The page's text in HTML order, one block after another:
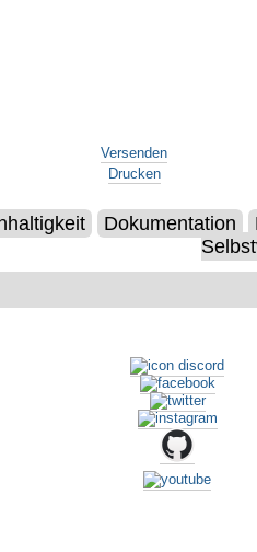
Versenden
Drucken
Dokumentation